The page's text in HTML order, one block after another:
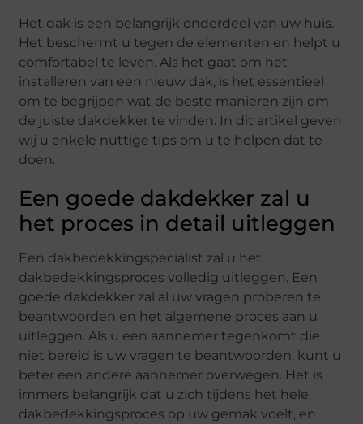
Het dak is een belangrijk onderdeel van uw huis.
Het beschermt u tegen de elementen en helpt u
comfortabel te leven. Als het gaat om het
installeren van een nieuw dak, is het essentieel
om te begrijpen wat de beste manieren zijn om
de juiste dakdekker te vinden. In dit artikel geven
wij u enkele nuttige tips om u te helpen dat te
doen.
Een goede dakdekker zal u
het proces in detail uitleggen
Een dakbedekkingspecialist zal u het
dakbedekkingsproces volledig uitleggen. Een
goede dakdekker zal al uw vragen proberen te
beantwoorden en het algemene proces aan u
uitleggen. Als u een aannemer tegenkomt die
niet bereid is uw vragen te beantwoorden, kunt u
beter een andere aannemer overwegen. Het is
immers belangrijk dat u zich tijdens het hele
dakbedekkingsproces op uw gemak voelt, en